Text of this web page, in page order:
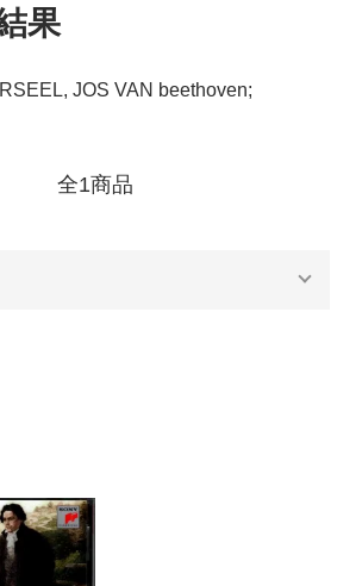
果
JOS VAN beethoven;
全1商品